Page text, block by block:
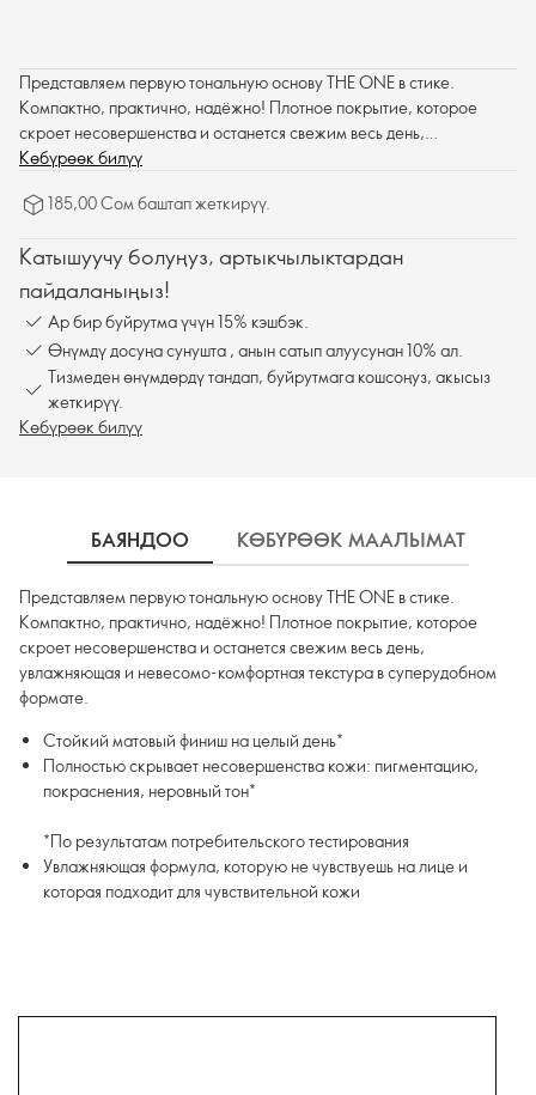
Представляем первую тональную основу THE ONE в стике.
Компактно, практично, надёжно! Плотное покрытие, которое
скроет несовершенства и останется свежим весь день,
увлажняющая и невесомо-комфортная текстура в суперудобном
Көбүрөөк билүү
185,00 Сом баштап жеткирүү.
Катышуучу болуңуз, артыкчылыктардан
пайдаланыңыз!
Ар бир буйрутма үчүн 15% кэшбэк.
Өнүмдү досуңа сунушта , анын сатып алуусунан 10% ал.
Тизмеден өнүмдөрдү тандап, буйрутмага кошсоңуз, акысыз
жеткирүү.
Көбүрөөк билүү
БАЯНДОО КӨБҮРӨӨК МААЛЫМАТ
Представляем первую тональную основу THE ONE в стике.
Компактно, практично, надёжно! Плотное покрытие, которое
скроет несовершенства и останется свежим весь день,
увлажняющая и невесомо-комфортная текстура в суперудобном
формате.
Стойкий матовый финиш на целый день*
Полностью скрывает несовершенства кожи: пигментацию,
покраснения, неровный тон*
*По результатам потребительского тестирования
Увлажняющая формула, которую не чувствуешь на лице и
которая подходит для чувствительной кожи